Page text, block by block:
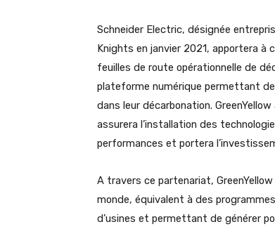
Schneider Electric, désignée
Knights en janvier 2021, apportera à
feuilles de route opérationnelle de
plateforme numérique permettant
dans leur décarbonation.
assurera l’installation des
performances et portera
A travers ce partenariat,
monde, équivalent à des
d’usines et permettant de générer